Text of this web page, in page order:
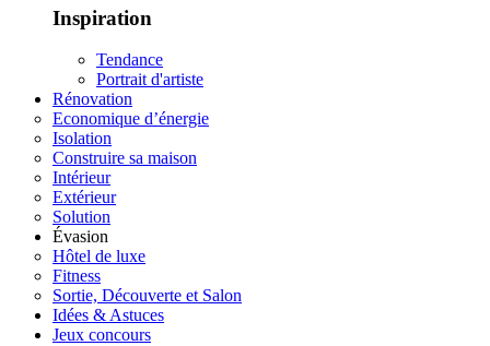
Inspiration
Tendance
Portrait d'artiste
Rénovation
Economique d’énergie
Isolation
Construire sa maison
Intérieur
Extérieur
Solution
Évasion
Hôtel de luxe
Fitness
Sortie, Découverte et Salon
Idées & Astuces
Jeux concours